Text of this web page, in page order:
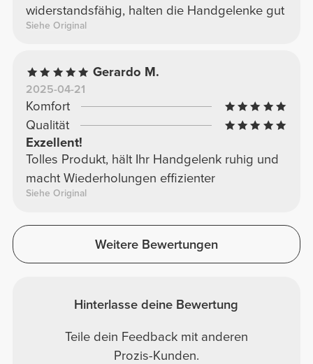
widerstandsfähig, halten die Handgelenke gut
Siehe Original
Gerardo M.
2025-04-21
Komfort
Qualität
Exzellent!
Tolles Produkt, hält Ihr Handgelenk ruhig und
macht Wiederholungen effizienter
Siehe Original
Weitere Bewertungen
Hinterlasse deine Bewertung
Teile dein Feedback mit anderen
Prozis-Kunden.